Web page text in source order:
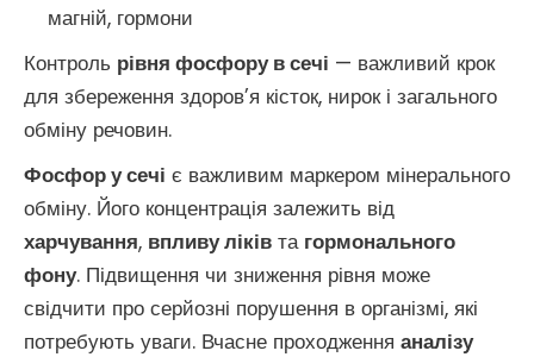
магній, гормони
Контроль рівня фосфору в сечі — важливий крок
для збереження здоров’я кісток, нирок і загального
обміну речовин.
Фосфор у сечі є важливим маркером мінерального
обміну. Його концентрація залежить від
харчування, впливу ліків та гормонального
фону. Підвищення чи зниження рівня може
свідчити про серйозні порушення в організмі, які
потребують уваги. Вчасне проходження аналізу